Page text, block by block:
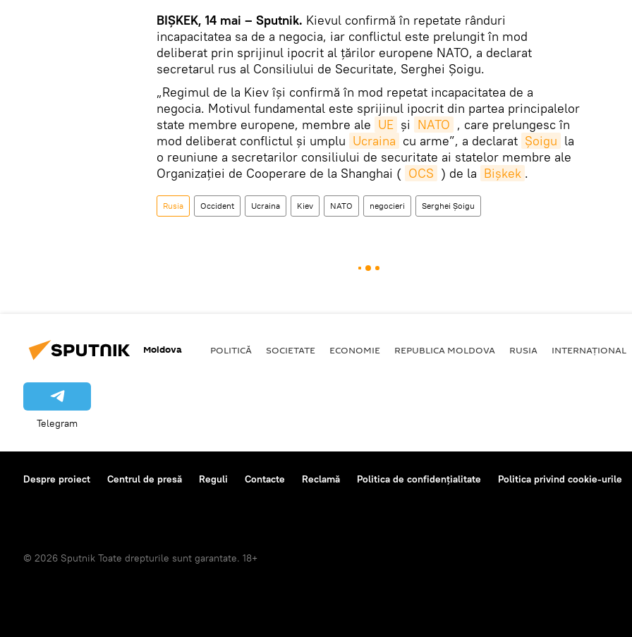
BIȘKEK, 14 mai – Sputnik. Kievul confirmă în repetate rânduri
incapacitatea sa de a negocia, iar conflictul este prelungit în mod
deliberat prin sprijinul ipocrit al țărilor europene NATO, a declarat
secretarul rus al Consiliului de Securitate, Serghei Șoigu.
„Regimul de la Kiev își confirmă în mod repetat incapacitatea de a
negocia. Motivul fundamental este sprijinul ipocrit din partea principalelor
state membre europene, membre ale UE și NATO , care prelungesc în
mod deliberat conflictul și umplu Ucraina cu arme”, a declarat Șoigu la
o reuniune a secretarilor consiliului de securitate ai statelor membre ale
Organizației de Cooperare de la Shanghai ( OCS ) de la Bișkek .
Rusia Occident Ucraina Kiev NATO negocieri Serghei Șoigu
Moldova POLITICĂ SOCIETATE ECONOMIE REPUBLICA MOLDOVA RUSIA INTERNAȚIONAL
Telegram
Despre proiect Centrul de presă Reguli Contacte Reclamă Politica de confidențialitate Politica privind cookie-urile
© 2026 Sputnik Toate drepturile sunt garantate. 18+